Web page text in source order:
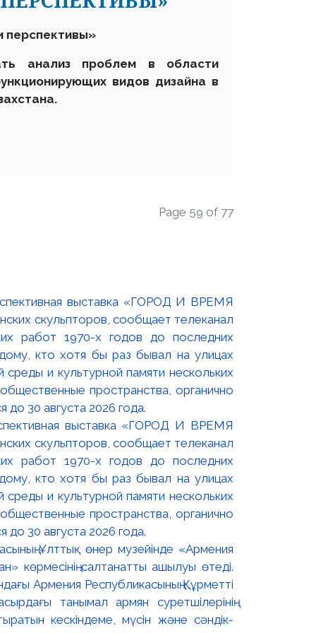
перспективы»
анализ проблем в области
видов дизайна в
Page 59 of 77
выставка «ГОРОД И ВРЕМЯ
скульпторов, сообщает телеканал
работ 1970-х годов до последних
кто хотя бы раз бывал на улицах
и культурной памяти нескольких
пространства, органично
30 августа 2026 года.